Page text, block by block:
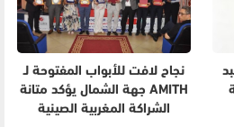
نجاح لافت للأبواب المفتوحة لـ
AMITH جهة الشمال يؤكد متانة
الشراكة المغربية الصينية